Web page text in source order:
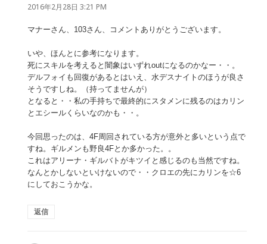
り:
2016年2月28日 3:21 PM
マナーさん、103さん、コメントありがとうございます。
いや、ほんとに参考になります。
死にスキルを考えると闇象はいずれoutになるのかなー・・。
デルフォイも回復があるとはいえ、水デスナイトのほうが良さ
そうですしね。（持ってませんが）
となると・・私の手持ちで最終的にスタメンに残るのはカリン
とエシールくらいなのかも・・。
今回思ったのは、4F周回されている方が意外と多いという点で
すね。ギルメンも野良4Fとか多かった。。
これはアリーナ・ギルバトがキツイと感じるのも当然ですね。
なんとかしないといけないので・・クロエの先にカリンを☆6
にしておこうかな。
返信